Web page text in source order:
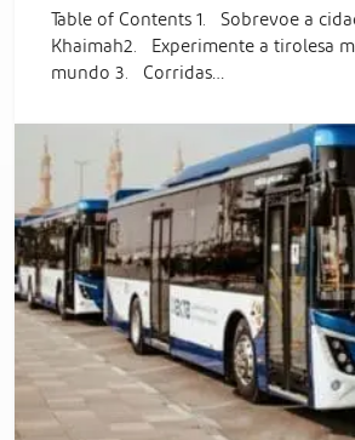
Table of Contents 1. Sobrevoe a
Khaimah2. Experimente a tirolesa
mundo 3. Corridas…